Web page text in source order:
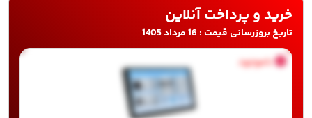
خرید و پرداخت آنلاین
تاریخ بروزرسانی قیمت : 16 مرداد 1405
ناموجود